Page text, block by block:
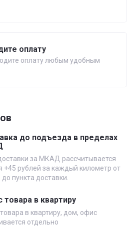
оплату
оплату любым удобным
до подъезда в пределах
за МКАД рассчитывается
+45 рублей за каждый километр от
пункта доставки.
товара в квартиру
в квартиру, дом, офис
отдельно